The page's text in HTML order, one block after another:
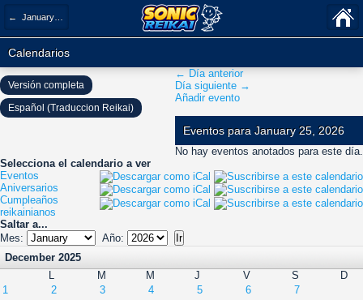
← January 2026
Calendarios
← Día anterior
Día siguiente →
Añadir evento
Eventos para January 25, 2026
No hay eventos anotados para este día.
Selecciona el calendario a ver
Eventos
Aniversarios
Cumpleaños
reikainianos
Saltar a...
Mes:
Año:
December 2025
L
M M J V S
D
1
2 3 4 5 6
7
Versión completa
Español (Traduccion Reikai)